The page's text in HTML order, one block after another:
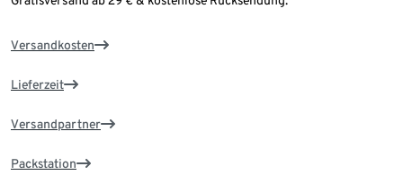
Versandkosten
Lieferzeit
Versandpartner
Packstation